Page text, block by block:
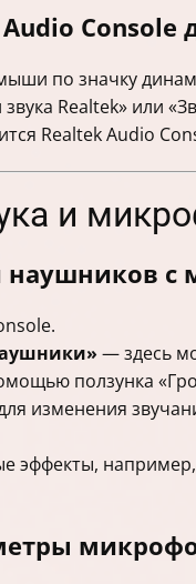
Console
по значку
Realtek» или
Realtek Audio
и
наушников
— здесь
ползунка
изменения
эффекты,